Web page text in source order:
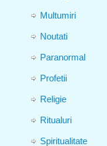
Multumiri
Noutati
Paranormal
Profetii
Religie
Ritualuri
Spiritualitate